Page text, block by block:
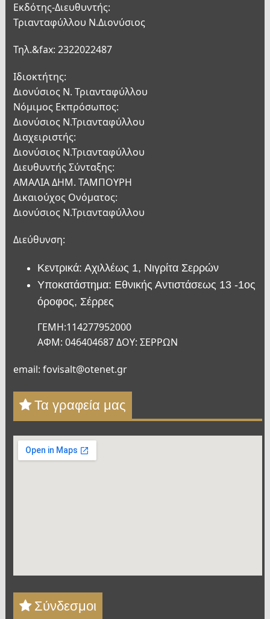
Εκδότης-Διευθυντής:
Τριανταφύλλου Ν.Διονύσιος
Τηλ.&fax: 2322022487
Ιδιοκτήτης:
Διονύσιος Ν. Τριανταφύλλου
Νόμιμος Εκπρόσωπος:
Διονύσιος Ν.Τριανταφύλλου
Διαχειριστής:
Διονύσιος Ν.Τριανταφύλλου
Διευθυντής Σύνταξης:
ΑΜΑΛΙΑ ΔΗΜ. ΤΑΜΠΟΥΡΗ
Δικαιούχος Ονόματος:
Διονύσιος Ν.Τριανταφύλλου
Διεύθυνση:
Κεντρικά: Αχιλλέως 1, Νιγρίτα Σερρών
Υποκατάστημα: Εθνικής Αντιστάσεως 13 -1ος
όροφος, Σέρρες
ΓΕΜΗ:114277952000
ΑΦΜ: 046404687 ΔΟΥ: ΣΕΡΡΩΝ
email: fovisalt@otenet.gr
Τα γραφεία μας
Σύνδεσμοι